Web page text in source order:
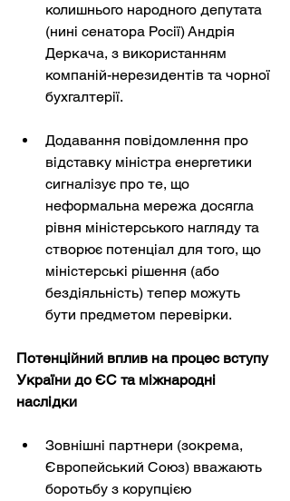
колишнього народного депутата
(нині сенатора Росії) Андрія
Деркача, з використанням
компаній-нерезидентів та чорної
бухгалтерії.
Додавання повідомлення про
відставку міністра енергетики
сигналізує про те, що
неформальна мережа досягла
рівня міністерського нагляду та
створює потенціал для того, що
міністерські рішення (або
бездіяльність) тепер можуть
бути предметом перевірки.
Потенційний вплив на процес вступу
України до ЄС та міжнародні
наслідки
Зовнішні партнери (зокрема,
Європейський Союз) вважають
боротьбу з корупцією